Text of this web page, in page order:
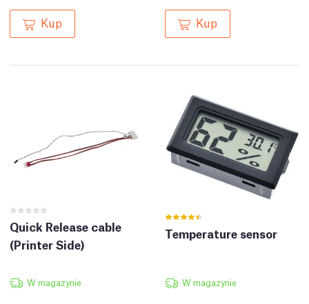
Kup Kup
Quick Release cable
(Printer Side)
W magazynie
Temperature sensor
W magazynie